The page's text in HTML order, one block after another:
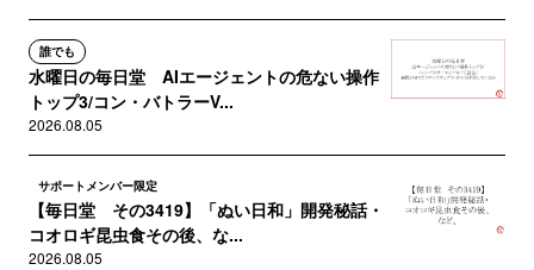
誰でも
水曜日の毎日堂 AIエージェントの危ない操作
トップ3/コン・バトラーV...
2026.08.05
サポートメンバー限定
【毎日堂 その3419】「ぬい日和」開発秘話・
コオロギ昆虫食その後、な...
2026.08.05